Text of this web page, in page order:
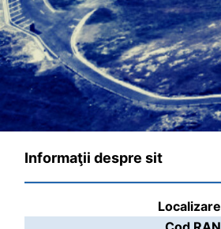
Informaţii despre sit
Localizare